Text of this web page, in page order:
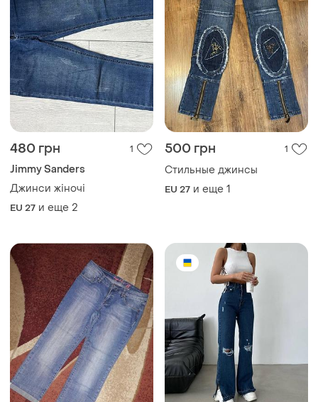
480 грн 1
Jimmy Sanders
Джинси жіночі
EU 27 и еще 2
500 грн 1
Стильные джинсы
EU 27 и еще 1